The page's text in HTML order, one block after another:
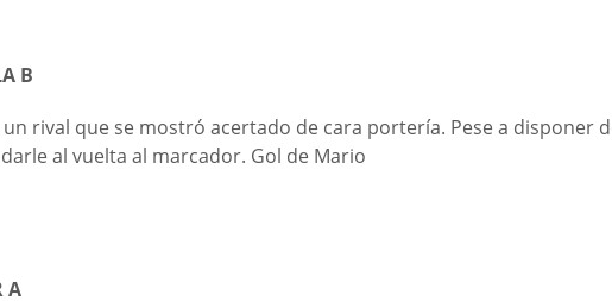
B
rival que se mostró acertado de cara portería. Pese a disponer
al vuelta al marcador. Gol de Mario
A